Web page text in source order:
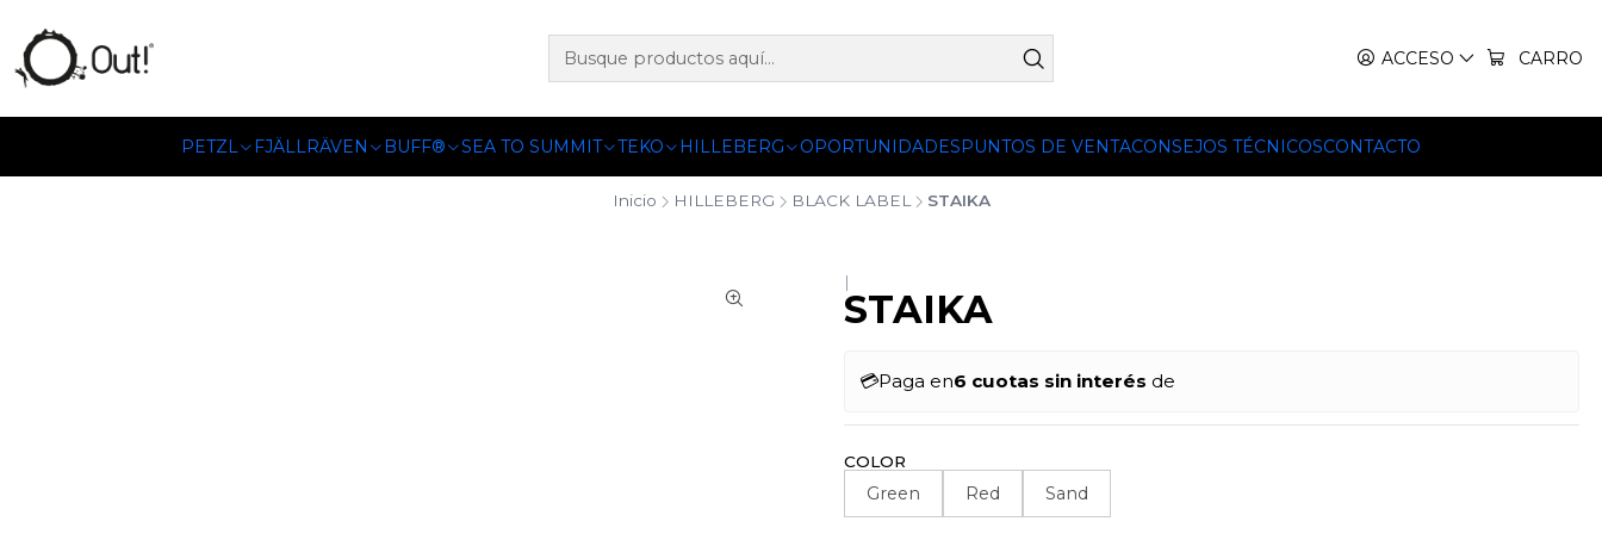
ACCESO CARRO
PETZL FJÄLLRÄVEN BUFF® SEA TO SUMMIT TEKO HILLEBERG OPORTUNIDADESPUNTOS DE VENTACONSEJOS TÉCNICOSCONTACTO
Inicio HILLEBERG BLACK LABEL STAIKA
|
STAIKA
💳Paga en6 cuotas sin interés de
COLOR
Green Red Sand